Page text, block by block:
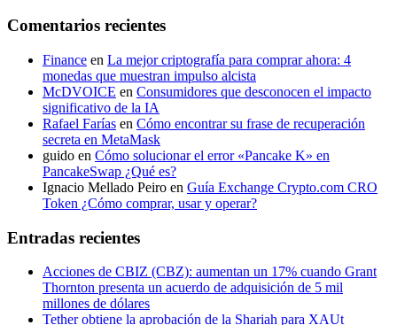
Comentarios recientes
Finance en La mejor criptografía para comprar ahora: 4
monedas que muestran impulso alcista
McDVOICE en Consumidores que desconocen el impacto
significativo de la IA
Rafael Farías en Cómo encontrar su frase de recuperación
secreta en MetaMask
guido en Cómo solucionar el error «Pancake K» en
PancakeSwap ¿Qué es?
Ignacio Mellado Peiro en Guía Exchange Crypto.com CRO
Token ¿Cómo comprar, usar y operar?
Entradas recientes
Acciones de CBIZ (CBZ): aumentan un 17% cuando Grant
Thornton presenta un acuerdo de adquisición de 5 mil
millones de dólares
Tether obtiene la aprobación de la Shariah para XAUt